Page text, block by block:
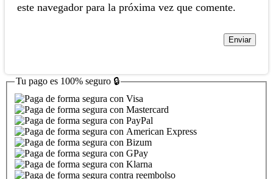
este navegador para la próxima vez que comente.
Tu pago es 100% seguro 🔒